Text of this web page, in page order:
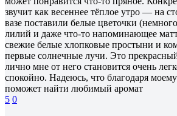
звучит как весеннее тёплое утро — на
вазе поставили белые цветочки
лилий и даже что-то напоминающее
свежие белые хлопковые простыни и
первые солнечные лучи. Это
лично мне от него становится очень
спокойно. Надеюсь, что благодаря
поможет найти любимый аромат
5 0